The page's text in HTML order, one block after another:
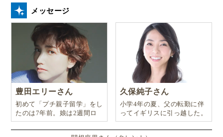
メッセージ
豊田エリーさん
初めて「プチ親子留学」をし
たのは7年前。娘は2週間ロ
ンドンのサマースクールに通
い、英語劇に挑戦したり、
久保純子さん
小学4年の夏、父の転勤に伴
ってイギリスに引っ越した。